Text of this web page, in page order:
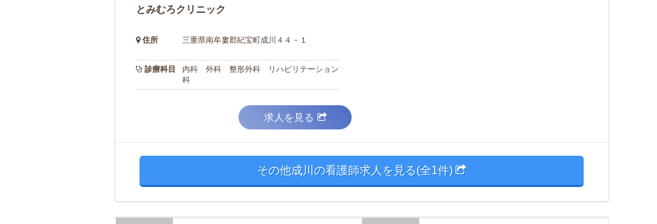
とみむろクリニック
住所 三重県南牟婁郡紀宝町成川４４－１
診療科目
内科 外科 整形外科 リハビリテーション
科
求人を見る
その他成川の看護師求人を見る(全1件)